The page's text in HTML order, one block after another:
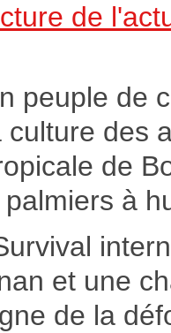
de
peuple de
culture des
de
à
et une
de la